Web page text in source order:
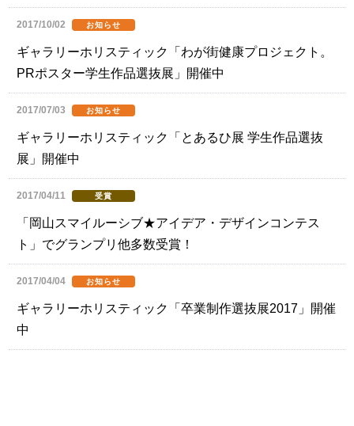
2017/10/02 お知らせ
ギャラリーホリスティック「わが街健康プロジェクト。
PRポスター学生作品選抜展」開催中
2017/07/03 お知らせ
ギャラリーホリスティック「とあるひ展 学生作品選抜
展」開催中
2017/04/11 受賞
「岡山スマイルーシブ★アイデア・デザインコンテス
ト」でグランプリ他多数受賞！
2017/04/04 お知らせ
ギャラリーホリスティック「卒業制作選抜展2017」開催
中